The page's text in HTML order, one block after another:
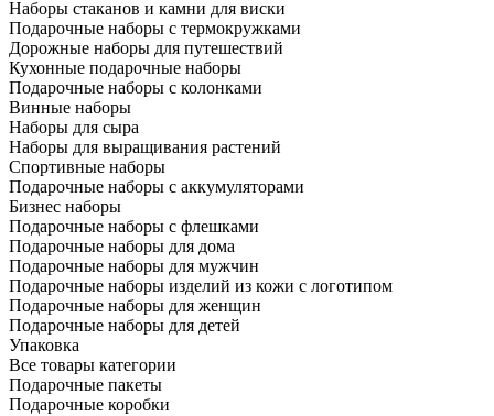
Наборы стаканов и камни для виски
Подарочные наборы с термокружками
Дорожные наборы для путешествий
Кухонные подарочные наборы
Подарочные наборы с колонками
Винные наборы
Наборы для сыра
Наборы для выращивания растений
Спортивные наборы
Подарочные наборы с аккумуляторами
Бизнес наборы
Подарочные наборы с флешками
Подарочные наборы для дома
Подарочные наборы для мужчин
Подарочные наборы изделий из кожи с логотипом
Подарочные наборы для женщин
Подарочные наборы для детей
Упаковка
Все товары категории
Подарочные пакеты
Подарочные коробки